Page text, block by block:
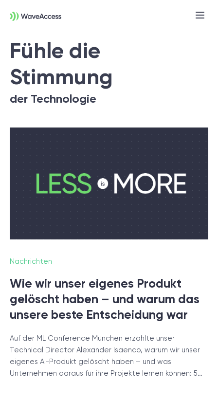
Fühle die
Stimmung
der Technologie
Nachrichten
Wie wir unser eigenes Produkt
gelöscht haben – und warum das
unsere beste Entscheidung war
Auf der ML Conference München erzählte unser
Technical Director Alexander Isaenco, warum wir unser
eigenes AI-Produkt gelöscht haben – und was
Unternehmen daraus für ihre Projekte lernen können: 5…
In einer Discovery-Session klären wir Ihre
Anforderungen, definieren Ziele und legen